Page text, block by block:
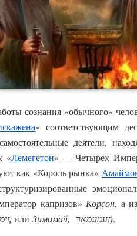
сознания «обычного»
» соответствующим
деятели,
«Лемегетон» — Четырех
как «Король рынка»
капризов»Корсон, а
, или Зимимай, זﬠמﬠמארּ).